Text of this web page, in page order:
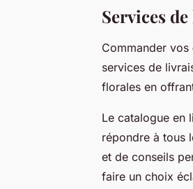
Services
Commander vos
services de
florales en
Le catalogue en
répondre à tous
et de conseils
faire un choix